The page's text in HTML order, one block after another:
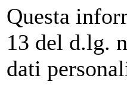
Questa
13 del d.lg.
dati